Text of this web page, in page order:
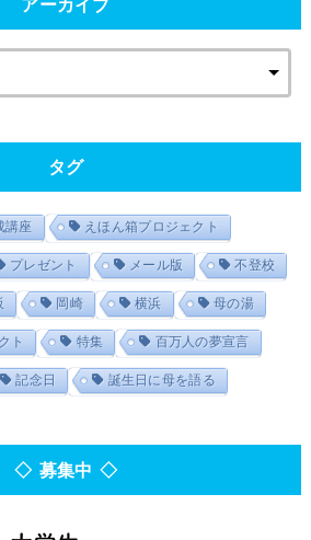
アーカイブ
タグ
講座 えほん箱プロジェクト
プレゼント メール版 不登校
岡崎 横浜 母の湯
ト 特集 百万人の夢宣言
記念日 誕生日に母を語る
◇ 募集中 ◇